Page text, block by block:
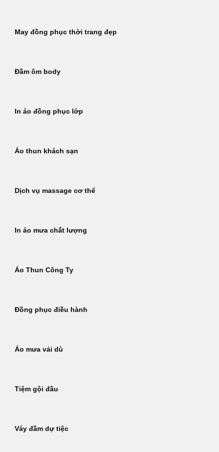
May đồng phục thời trang đẹp
Đầm ôm body
In áo đồng phục lớp
Áo thun khách sạn
Dịch vụ massage cơ thể
In áo mưa chất lượng
Áo Thun Công Ty
Đồng phục điều hành
Áo mưa vải dù
Tiệm gội đầu
Váy đầm dự tiệc